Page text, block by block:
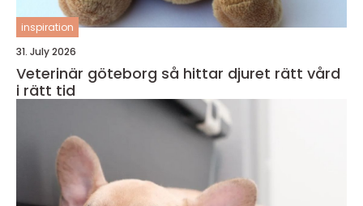
inspiration
31. July 2026
Veterinär göteborg så hittar djuret rätt vård
i rätt tid